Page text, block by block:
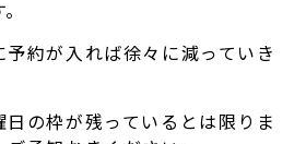
約が入れば徐々に減っていき
の枠が残っているとは限りま